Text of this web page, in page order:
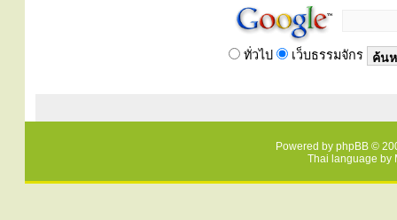
ทั่วไป เว็บธรรมจักร
Powered by phpBB ©
Thai language by